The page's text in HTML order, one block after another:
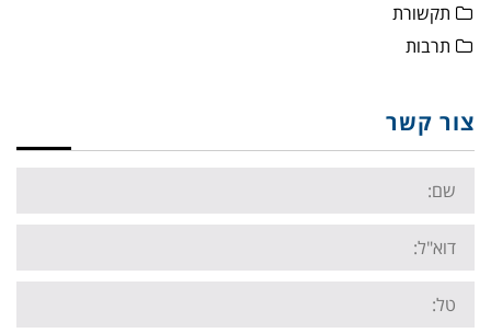
תקשורת
תרבות
צור קשר
Name:
Email:
Tel: